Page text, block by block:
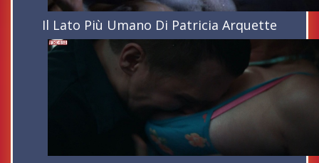
Il Lato Più Umano Di Patricia Arquette